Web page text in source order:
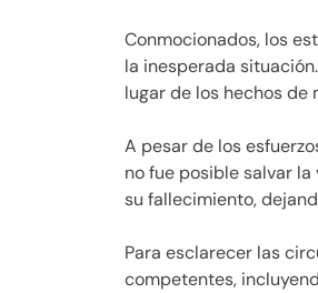
Conmocionados, los
la inesperada
lugar de los hechos de
A pesar de los
no fue posible salvar
su fallecimiento,
Para esclarecer las
competentes,